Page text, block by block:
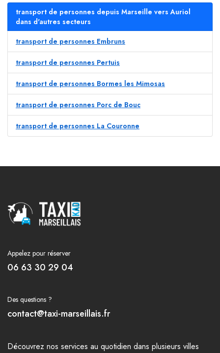
transport de personnes depuis Marseille vers Auriol
dans d'autres secteurs
transport de personnes Embruns
transport de personnes Pertuis
transport de personnes Bormes les Mimosas
transport de personnes Porc de Bouc
transport de personnes La Couronne
Appelez pour réserver
06 63 30 29 04
Des questions ?
contact@taxi-marseillais.fr
Découvrez nos services au quotidien dans plusieurs villes